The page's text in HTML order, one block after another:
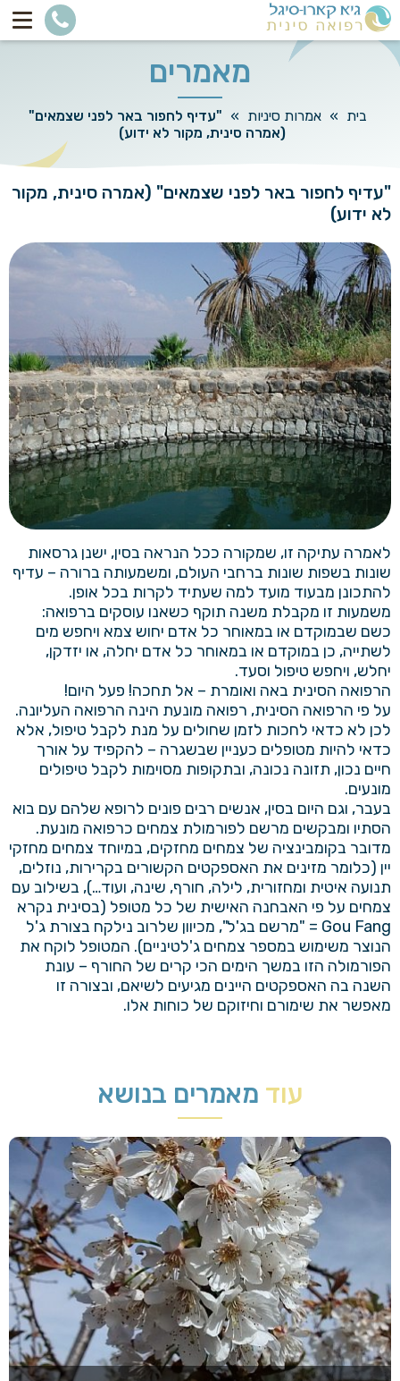
מאמרים
בית » אמרות סיניות » "עדיף לחפור באר לפני שצמאים"
(אמרה סינית, מקור לא ידוע)
"עדיף לחפור באר לפני שצמאים" (אמרה סינית, מקור
לא ידוע)
לאמרה עתיקה זו, שמקורה ככל הנראה בסין, ישנן גרסאות
שונות בשפות שונות ברחבי העולם, ומשמעותה ברורה – עדיף
להתכונן מבעוד מועד למה שעתיד לקרות בכל אופן.
משמעות זו מקבלת משנה תוקף כשאנו עוסקים ברפואה:
כשם שבמוקדם או במאוחר כל אדם יחוש צמא ויחפש מים
לשתייה, כן במוקדם או במאוחר כל אדם יחלה, או יזדקן,
יחלש, ויחפש טיפול וסעד.
הרפואה הסינית באה ואומרת – אל תחכה! פעל היום!
על פי הרפואה הסינית, רפואה מונעת הינה הרפואה העליונה.
לכן לא כדאי לחכות לזמן שחולים על מנת לקבל טיפול, אלא
כדאי להיות מטופלים כעניין שבשגרה – להקפיד על אורך
חיים נכון, תזונה נכונה, ובתקופות מסוימות לקבל טיפולים
מונעים.
בעבר, וגם היום בסין, אנשים רבים פונים לרופא שלהם עם בוא
הסתיו ומבקשים מרשם לפורמולת צמחים כרפואה מונעת.
מדובר בקומבינציה של צמחים מחזקים, במיוחד צמחים מחזקי
יין (כלומר מזינים את האספקטים הקשורים בקרירות, נוזלים,
תנועה איטית ומחזורית, לילה, חורף, שינה, ועוד…), בשילוב עם
צמחים על פי האבחנה האישית של כל מטופל (בסינית נקרא
Gou Fang = "מרשם בג'ל", מכיוון שלרוב נילקח בצורת ג'ל
הנוצר משימוש במספר צמחים ג'לטיניים). המטופל לוקח את
הפורמולה הזו במשך הימים הכי קרים של החורף – עונת
השנה בה האספקטים היינים מגיעים לשיאם, ובצורה זו
מאפשר את שימורם וחיזוקם של כוחות אלו.
עוד מאמרים בנושא